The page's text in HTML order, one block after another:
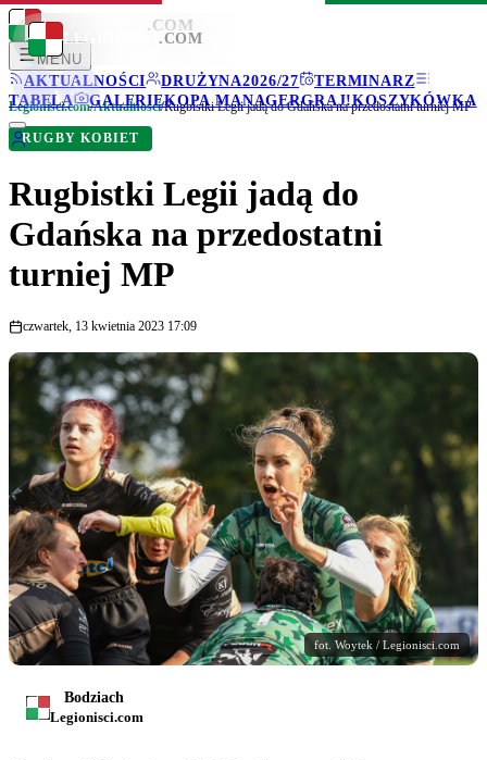
LEGIONISCI .COM
MENU
AKTUALNOŚCI
DRUŻYNA2026/27
TERMINARZ
TABELA
GALERIEKOPA MANAGERGRAJ!KOSZYKÓWKA
LEGIONISCI .COM
Legionisci.com/Aktualności/Rugbistki Legii jadą do Gdańska na przedostatni turniej MP
RUGBY KOBIET
Rugbistki Legii jadą do
Gdańska na przedostatni
turniej MP
czwartek, 13 kwietnia 2023 17:09
fot. Woytek / Legionisci.com
Bodziach
Legionisci.com